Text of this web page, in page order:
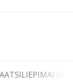
ATSILIEPIMAI (0)